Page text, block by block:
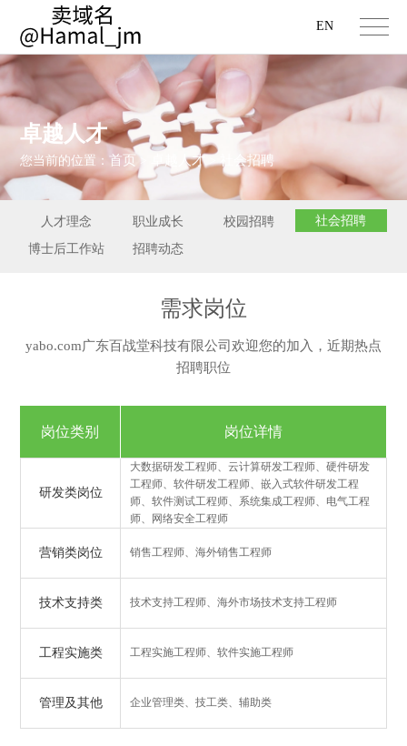
EN
卓越人才
您当前的位置：首页 > 卓越人才 >社会招聘
人才理念 职业成长 校园招聘 社会招聘
博士后工作站 招聘动态
需求岗位
yabo.com广东百战堂科技有限公司欢迎您的加入，近期热点
招聘职位
岗位类别 岗位详情
研发类岗位
大数据研发工程师、云计算研发工程师、硬件研发
工程师、软件研发工程师、嵌入式软件研发工程
师、软件测试工程师、系统集成工程师、电气工程
师、网络安全工程师
营销类岗位 销售工程师、海外销售工程师
技术支持类 技术支持工程师、海外市场技术支持工程师
工程实施类 工程实施工程师、软件实施工程师
管理及其他 企业管理类、技工类、辅助类